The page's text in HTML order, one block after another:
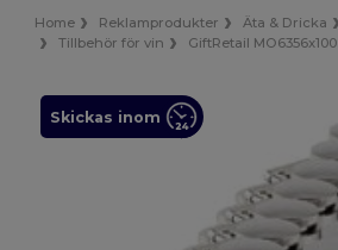
Home Reklamprodukter Äta & Dricka
Tillbehör för vin
GiftRetail MO6356x100
Skickas inom